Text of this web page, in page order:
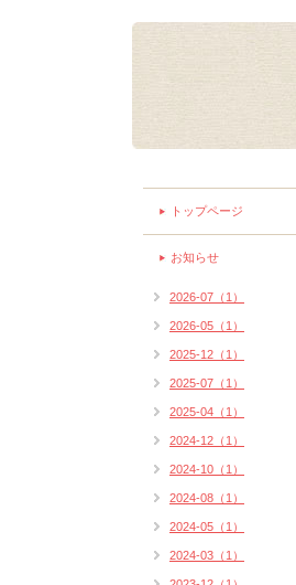
トップページ
お知らせ
2026-07（1）
2026-05（1）
2025-12（1）
2025-07（1）
2025-04（1）
2024-12（1）
2024-10（1）
2024-08（1）
2024-05（1）
2024-03（1）